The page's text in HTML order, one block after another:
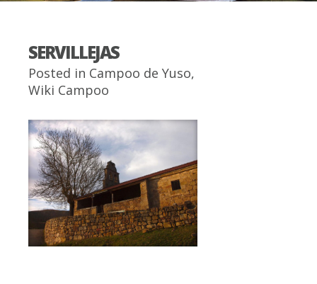
SERVILLEJAS
Posted in Campoo de Yuso,
Wiki Campoo